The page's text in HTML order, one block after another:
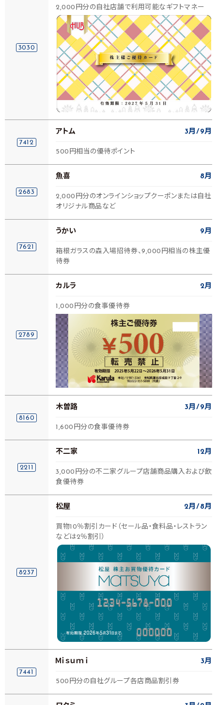
3030
2,000円分の自社店舗で利用可能なギフトマネー
7412
アトム 3月 9月
500円相当の優待ポイント
2683
魚喜 8月
2,000円分のオンラインショップクーポンまたは自社
オリジナル商品など
7621
うかい 9月
箱根ガラスの森入場招待券、9,000円相当の株主優
待券
2789
カルラ 2月
1,000円分の食事優待券
8160
木曽路 3月 9月
1,600円分の食事優待券
2211
不二家 12月
3,000円分の不二家グループ店舗商品購入および飲
食優待券
8237
松屋 2月 8月
買物10％割引カード（セール品・食料品・レストラン
などは2％割引）
7441
Ｍｉｓｕｍｉ 3月
500円分の自社グループ各店商品割引券